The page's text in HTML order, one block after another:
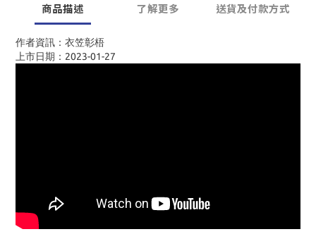
商品描述 了解更多 送貨及付款方式
作者資訊：衣笠彰梧
上市日期：2023-01-27